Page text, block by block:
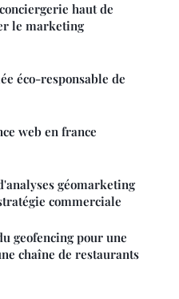
haut de
le marketing
éco-responsable de
web en france
géomarketing
commerciale
geofencing pour une
chaîne de restaurants